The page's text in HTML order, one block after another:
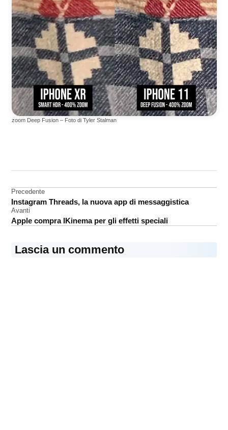
zoom Deep Fusion – Foto di Tyler Stalman
iPhone
11 Pro
Navigazione
articoli
Precedente
Instagram Threads, la nuova app di messaggistica
Avanti
Apple compra IKinema per gli effetti speciali
Lascia un commento